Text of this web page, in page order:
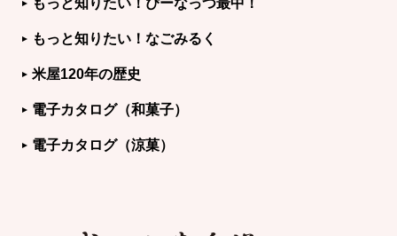
もっと知りたい！ぴーなっつ最中！
もっと知りたい！なごみるく
米屋120年の歴史
電子カタログ（和菓子）
電子カタログ（涼菓）